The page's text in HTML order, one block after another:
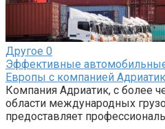
Другое 0
Эффективные
Европы с компанией Адриатик
Компания Адриатик, с более
области международных
предоставляет